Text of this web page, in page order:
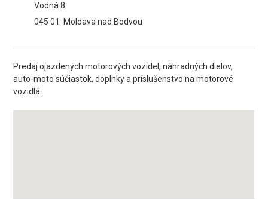
Vodná 8
045 01
Moldava nad Bodvou
Predaj ojazdených motorových vozidel, náhradných dielov,
auto-moto súčiastok, doplnky a príslušenstvo na motorové
vozidlá.